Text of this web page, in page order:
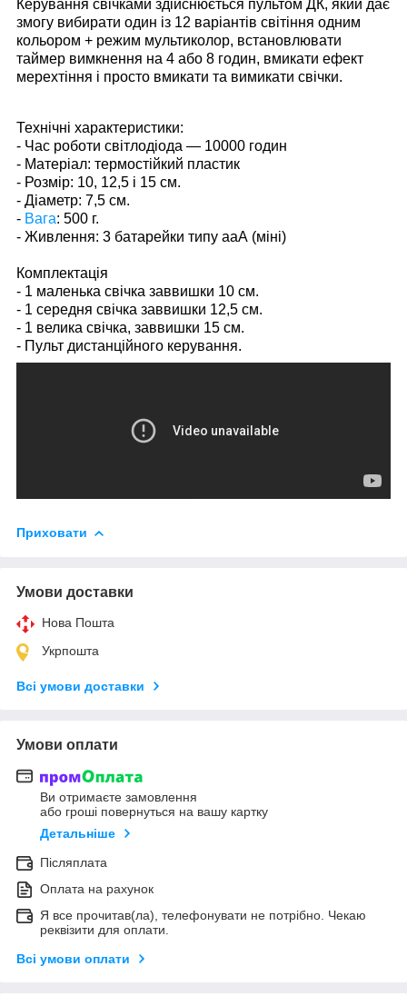
Керування свічками здійснюється пультом ДК, який дає
змогу вибирати один із 12 варіантів світіння одним
кольором + режим мультиколор, встановлювати
таймер вимкнення на 4 або 8 годин, вмикати ефект
мерехтіння і просто вмикати та вимикати свічки.
Технічні характеристики:
- Час роботи світлодіода — 10000 годин
- Матеріал: термостійкий пластик
- Розмір: 10, 12,5 і 15 см.
- Діаметр: 7,5 см.
- Вага: 500 г.
- Живлення: 3 батарейки типу ааА (міні)
Комплектація
- 1 маленька свічка заввишки 10 см.
- 1 середня свічка заввишки 12,5 см.
- 1 велика свічка, заввишки 15 см.
- Пульт дистанційного керування.
Приховати
Умови доставки
Нова Пошта
Укрпошта
Всі умови доставки
Умови оплати
Ви отримаєте замовлення
або гроші повернуться на вашу картку
Детальніше
Післяплата
Оплата на рахунок
Я все прочитав(ла), телефонувати не потрібно. Чекаю
реквізити для оплати.
Всі умови оплати